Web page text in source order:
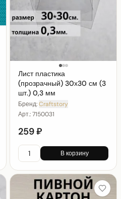
Лист пластика
(прозрачный) 30х30 см (3
шт.) 0,3 мм
Бренд:Craftstory
Арт.:7150031
259 ₽
В корзину